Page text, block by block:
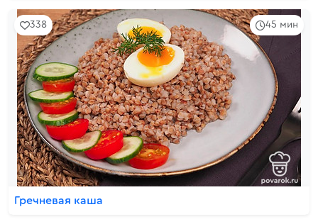
45 мин
338
Гречневая каша